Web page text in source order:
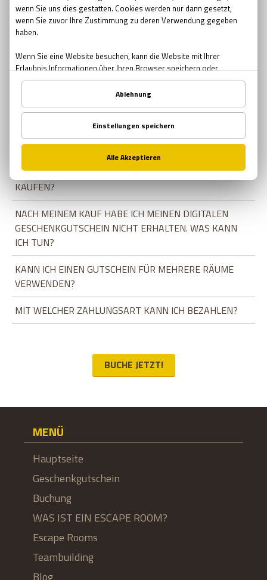
TUN?
WIE LANGE IST MEIN GUTSCHEIN GÜLTIG?
ICH HABE EINEN GUTSCHEIN ERWORBEN ODER
GESCHENKT BEKOMMEN, ABER KANN DEN CODE NICHT
EINLÖSEN. WAS SOLL ICH TUN?
MEIN GUTSCHEIN IST NUR VON MONTAG BIS FREITAG
GÜLTIG. KANN ICH AUCH AM WOCHENENDE KOMMEN?
WENN ICH EINEN GUTSCHEIN HABE, KANN ICH EIN
ERGÄNZUNGSTICKET FÜR WEITERE PERSONEN
KAUFEN?
NACH MEINEM KAUF HABE ICH MEINEN DIGITALEN
GESCHENKGUTSCHEIN NICHT ERHALTEN. WAS KANN
ICH TUN?
KANN ICH EINEN GUTSCHEIN FÜR MEHRERE RÄUME
VERWENDEN?
MIT WELCHER ZAHLUNGSART KANN ICH BEZAHLEN?
BUCHE JETZT!
MENÜ
Hauptseite
Geschenkgutschein
Buchung
WAS IST EIN ESCAPE ROOM?
Escape Rooms
Teambuilding
Blog